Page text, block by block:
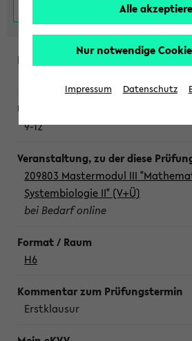
9-12
209803 Mastermodul III
Systembiologie II" (V+Ü)
bei Bedarf online
H6
Erstklausur
Alle
Nur notwendige
Impressum Datenschutz